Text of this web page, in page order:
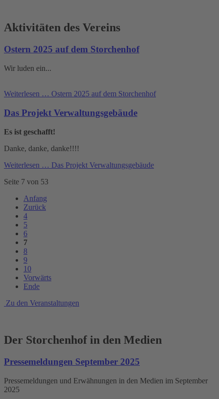
Aktivitäten des Vereins
Ostern 2025 auf dem Storchenhof
Wir luden ein...
Weiterlesen … Ostern 2025 auf dem Storchenhof
Das Projekt Verwaltungsgebäude
Es ist geschafft!
Danke, danke, danke!!!!
Weiterlesen … Das Projekt Verwaltungsgebäude
Seite 7 von 53
Anfang
Zurück
4
5
6
7
8
9
10
Vorwärts
Ende
Zu den Veranstaltungen
Der Storchenhof in den Medien
Pressemeldungen September 2025
Pressemeldungen und Erwähnungen in den Medien im September
2025